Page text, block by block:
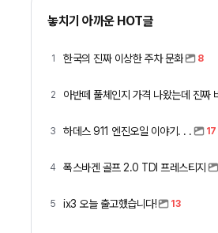
놓치기 아까운 HOT글
1 한국의 진짜 이상한 주차 문화 8
2
3 하데스 911 엔진오일 이야기. . . 17
4 폭스바겐 골프 2.0 TDI 프레스티지
5 ix3 오늘 출고했습니다! 13